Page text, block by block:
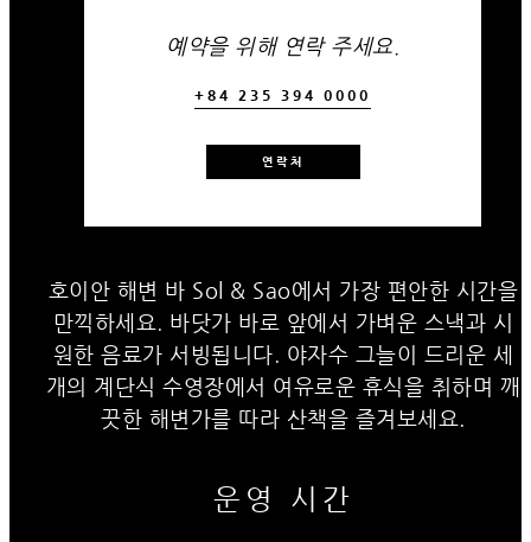
예약을 위해 연락 주세요.
+84 235 394 0000
연락처
호이안 해변 바 Sol & Sao에서 가장 편안한 시간을
만끽하세요. 바닷가 바로 앞에서 가벼운 스낵과 시
원한 음료가 서빙됩니다. 야자수 그늘이 드리운 세
개의 계단식 수영장에서 여유로운 휴식을 취하며 깨
끗한 해변가를 따라 산책을 즐겨보세요.
운영 시간